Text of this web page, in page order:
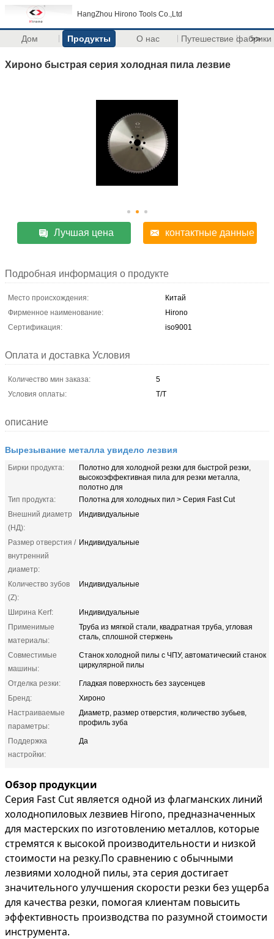
HangZhou Hirono Tools Co.,Ltd
Дом Продукты О нас Путешествие фабрики
>>
Хироно быстрая серия холодная пила лезвие
Лучшая цена контактные данные
Подробная информация о продукте
Место происхождения:
Китай
Фирменное наименование:
Hirono
Сертификация:
iso9001
Оплата и доставка Условия
Количество мин заказа:
5
Условия оплаты:
Т/Т
описание
Вырезывание металла увидело лезвия
Бирки продукта:
Полотно для холодной резки для быстрой резки,
высокоэффективная пила для резки металла,
полотно для
Тип продукта:
Полотна для холодных пил > ​​Серия Fast Cut
Внешний диаметр
(НД):
Индивидуальные
Размер отверстия /
внутренний
диаметр:
Индивидуальные
Количество зубов
(Z):
Индивидуальные
Ширина Kerf:
Индивидуальные
Применимые
материалы:
Труба из мягкой стали, квадратная труба, угловая
сталь, сплошной стержень
Совместимые
машины:
Станок холодной пилы с ЧПУ, автоматический станок
циркулярной пилы
Отделка резки:
Гладкая поверхность без заусенцев
Бренд:
Хироно
Настраиваемые
параметры:
Диаметр, размер отверстия, количество зубьев,
профиль зуба
Поддержка
настройки:
Да
Обзор продукции
Серия Fast Cut является одной из флагманских линий
холоднопиловых лезвиев Hirono, предназначенных
для мастерских по изготовлению металлов, которые
стремятся к высокой производительности и низкой
стоимости на резку.По сравнению с обычными
лезвиями холодной пилы, эта серия достигает
значительного улучшения скорости резки без ущерба
для качества резки, помогая клиентам повысить
эффективность производства по разумной стоимости
инструмента.